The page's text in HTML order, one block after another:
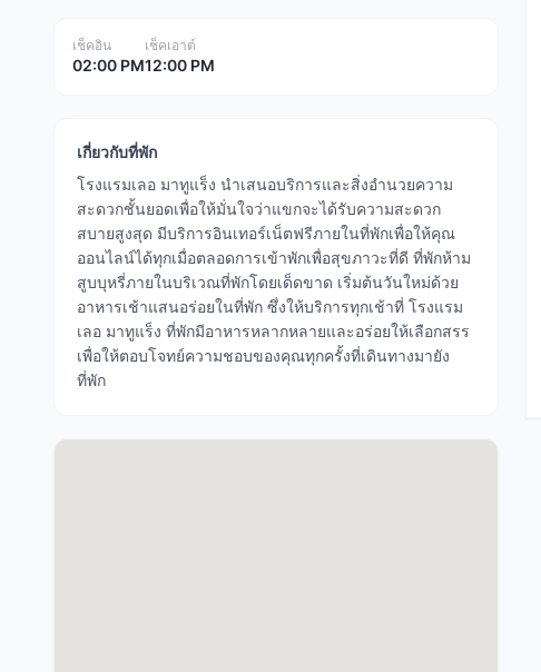
เช็คอิน
02:00 PM
เช็คเอาต์
12:00 PM
เกี่ยวกับที่พัก
โรงแรมเลอ มาทูแร็ง นำเสนอบริการและสิ่งอำนวยความ
สะดวกชั้นยอดเพื่อให้มั่นใจว่าแขกจะได้รับความสะดวก
สบายสูงสุด มีบริการอินเทอร์เน็ตฟรีภายในที่พักเพื่อให้คุณ
ออนไลน์ได้ทุกเมื่อตลอดการเข้าพักเพื่อสุขภาวะที่ดี ที่พักห้าม
สูบบุหรี่ภายในบริเวณที่พักโดยเด็ดขาด เริ่มต้นวันใหม่ด้วย
อาหารเช้าแสนอร่อยในที่พัก ซึ่งให้บริการทุกเช้าที่ โรงแรม
เลอ มาทูแร็ง ที่พักมีอาหารหลากหลายและอร่อยให้เลือกสรร
เพื่อให้ตอบโจทย์ความชอบของคุณทุกครั้งที่เดินทางมายัง
ที่พัก